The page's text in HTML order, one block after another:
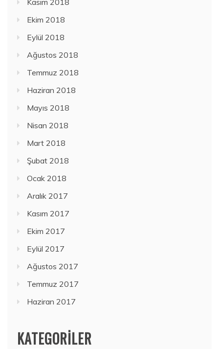
Ekim 2018
Eylül 2018
Ağustos 2018
Temmuz 2018
Haziran 2018
Mayıs 2018
Nisan 2018
Mart 2018
Şubat 2018
Ocak 2018
Aralık 2017
Kasım 2017
Ekim 2017
Eylül 2017
Ağustos 2017
Temmuz 2017
Haziran 2017
KATEGORILER